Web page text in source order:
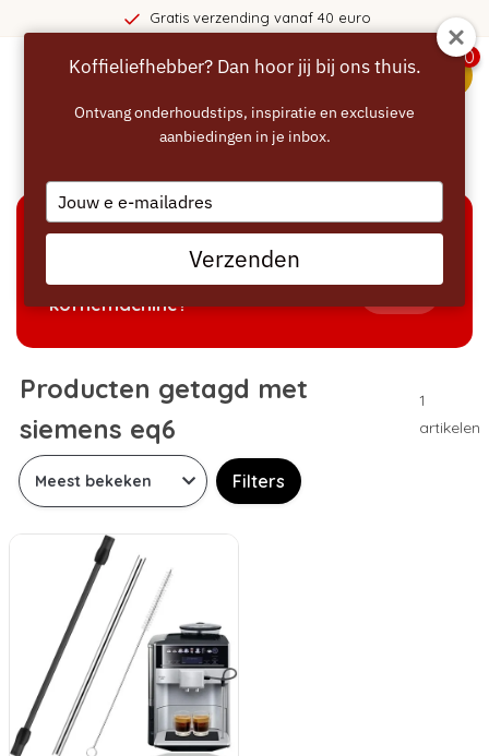
Gratis verzending vanaf 40 euro
0
Welke producten passen bij mijn
koffiemachine?
Producten getagd met
siemens eq6
1
artikelen
Filters
Koffieliefhebber? Dan hoor jij bij ons thuis.
Ontvang onderhoudstips, inspiratie en exclusieve
aanbiedingen in je inbox.
Type
your
email
Verzenden